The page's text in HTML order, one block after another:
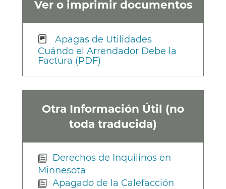
Ver o imprimir documentos
Apagas de Utilidades
Cuándo el Arrendador Debe la
Factura (PDF)
Otra Información Útil (no
toda traducida)
Derechos de Inquilinos en
Minnesota
Apagado de la Calefacción